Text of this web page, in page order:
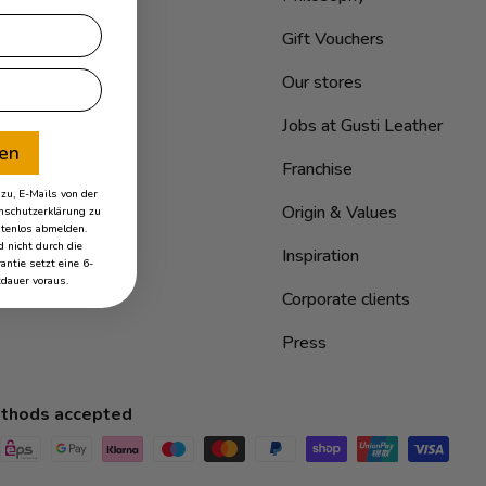
Gift Vouchers
Our stores
Jobs at Gusti Leather
Franchise
Origin & Values
Inspiration
Corporate clients
Press
accepted
E-Mails von der
zu
abmelden.
nicht durch die
setzt eine 6-
voraus.